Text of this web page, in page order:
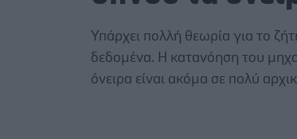
Υπάρχει πολλή θεωρία για το
δεδομένα. Η κατανόηση του
όνειρα είναι ακόμα σε πολύ